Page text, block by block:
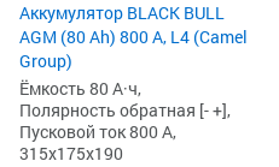
Аккумулятор BLACK BULL
AGM (80 Ah) 800 А, L4 (Camel
Group)
Ёмкость 80 А·ч,
Полярность обратная [- +],
Пусковой ток 800 А,
315x175x190